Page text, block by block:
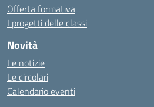
Offerta formativa
I progetti delle classi
Novità
Le notizie
Le circolari
Calendario eventi